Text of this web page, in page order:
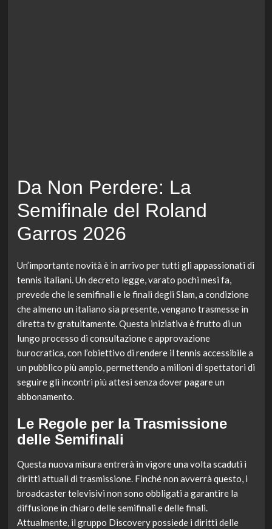
Da Non Perdere: La
Semifinale del Roland
Garros 2026
Un’importante novità è in arrivo per tutti gli appassionati di
tennis italiani. Un decreto legge, varato pochi mesi fa,
prevede che le semifinali e le finali degli Slam, a condizione
che almeno un italiano sia presente, vengano trasmesse in
diretta tv gratuitamente. Questa iniziativa è frutto di un
lungo processo di consultazione e approvazione
burocratica, con l’obiettivo di rendere il tennis accessibile a
un pubblico più ampio, permettendo a milioni di spettatori di
seguire gli incontri più attesi senza dover pagare un
abbonamento.
Le Regole per la Trasmissione
delle Semifinali
Questa nuova misura entrerà in vigore una volta scaduti i
diritti attuali di trasmissione. Finché non avverrà questo, i
broadcaster televisivi non sono obbligati a garantire la
diffusione in chiaro delle semifinali e delle finali.
Attualmente, il gruppo Discovery possiede i diritti delle